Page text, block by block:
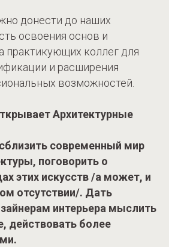
донести до наших
освоения основ и
практикующих коллег для
и расширения
возможностей.
Архитектурные
современный мир
поговорить о
этих искусств /а может, и
отсутствии/. Дать
интерьера мыслить
действовать более